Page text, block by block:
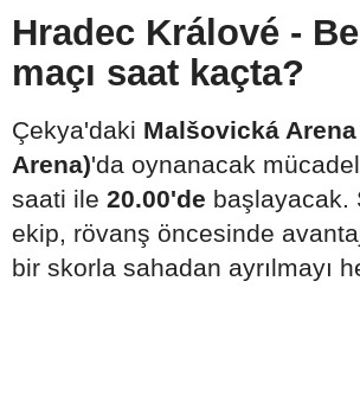
Hradec Králové -
maçı saat kaçta?
Çekya'daki Malšovická Arena
Arena)'da oynanacak
saati ile 20.00'de başlayacak.
ekip, rövanş öncesinde
bir skorla sahadan ayrılmayı